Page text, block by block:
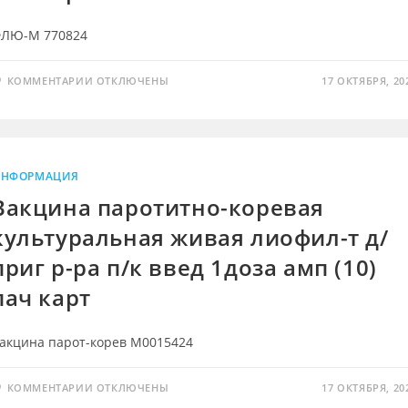
М 770824
КОММЕНТАРИИ К
В/
М
ВВЕД
0,5МЛ
1ДОЗА
АМП
(10)
ОТКЛЮЧЕНЫ 17 ОКТЯБРЯ,
паротитно-коревая
живая лиофил-т д/
р-ра п/к введ 1доза амп (10)
карт
парот-корев М0015424
КОММЕНТАРИИ КОТКЛЮЧЕНЫ 17 ОКТЯБРЯ,